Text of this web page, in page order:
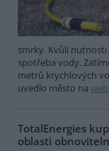
smrky. Kvůli
spotřeba vody.
metrů krychlových
uvedlo město na
TotalEnergies
oblasti